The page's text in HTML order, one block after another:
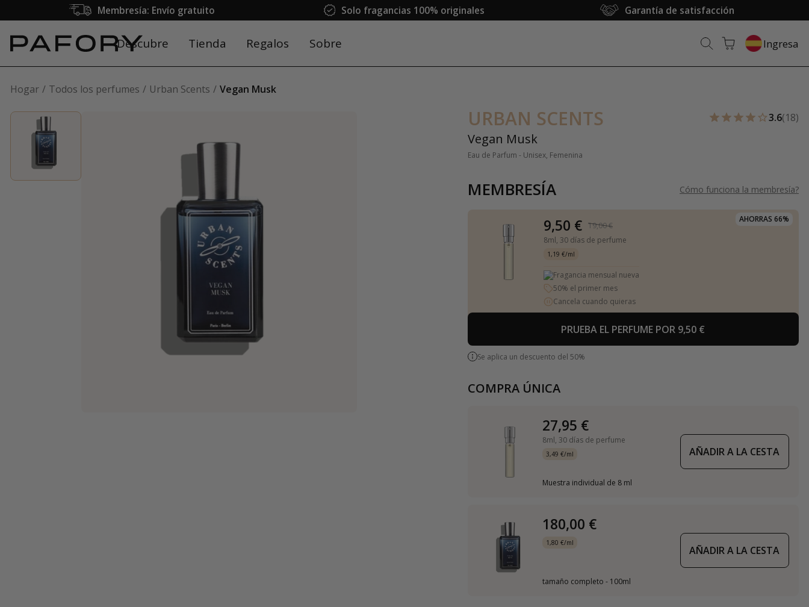
Membresía: Envío gratuito Solo fragancias 100% originales Garantía de satisfacción
Descubre Tienda Regalos Sobre Ingresa
Hogar Todos los perfumes Urban Scents Vegan Musk
URBAN SCENTS
Vegan Musk
Eau de Parfum - Unisex, Femenina
3.6(18)
MEMBRESÍA Cómo funciona la membresía?
AHORRAS 66%
9,50 €
19,00 €
8ml, 30 días de perfume
1,19 €/ml
Fragancia mensual nueva
50% el primer mes
Cancela cuando quieras
PRUEBA EL PERFUME POR 9,50 €
Se aplica un descuento del 50%
COMPRA ÚNICA
27,95 €
8ml, 30 días de perfume
3,49 €/ml
Muestra individual de 8 ml
AÑADIR A LA CESTA
180,00 €
1,80 €/ml
tamaño completo - 100ml
AÑADIR A LA CESTA